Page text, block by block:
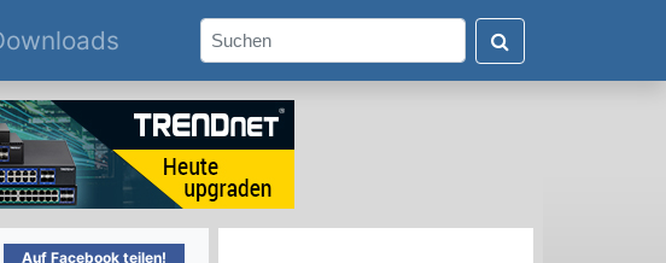
Auf Facebook teilen!